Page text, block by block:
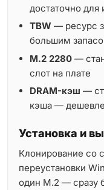
достаточно для
TBW — ресурс
большим
M.2 2280 —
слот на плате
DRAM-кэш —
кэша — дешевле
Установка и
Клонирование со
переустановки
один M.2 — сразу